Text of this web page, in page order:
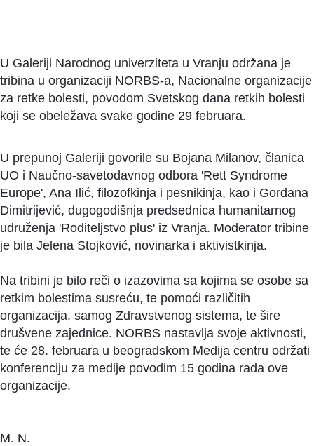
U Galeriji Narodnog univerziteta u Vranju održana je
tribina u organizaciji NORBS-a, Nacionalne organizacije
za retke bolesti, povodom Svetskog dana retkih bolesti
koji se obeležava svake godine 29 februara.
U prepunoj Galeriji govorile su Bojana Milanov, članica
UO i Naučno-savetodavnog odbora 'Rett Syndrome
Europe', Ana Ilić, filozofkinja i pesnikinja, kao i Gordana
Dimitrijević, dugogodišnja predsednica humanitarnog
udruženja 'Roditeljstvo plus' iz Vranja. Moderator tribine
je bila Jelena Stojković, novinarka i aktivistkinja.
Na tribini je bilo reči o izazovima sa kojima se osobe sa
retkim bolestima susreću, te pomoći različitih
organizacija, samog Zdravstvenog sistema, te šire
drušvene zajednice. NORBS nastavlja svoje aktivnosti,
te će 28. februara u beogradskom Medija centru održati
konferenciju za medije povodim 15 godina rada ove
organizacije.
M. N.